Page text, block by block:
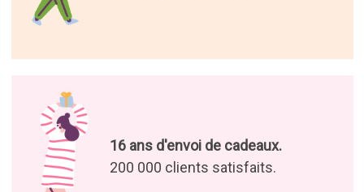
16 ans d'envoi de cadeaux.
200 000 clients satisfaits.